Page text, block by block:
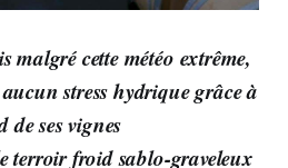
malgré cette météo extrême,
stress hydrique grâce à
ses vignes
terroir froid sablo-graveleux